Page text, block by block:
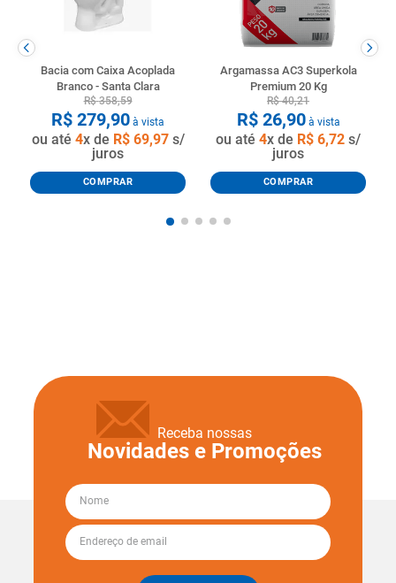
Bacia com Caixa Acoplada
Branco - Santa Clara
R$ 358,59
R$ 279,90 à vista
ou até 4x de R$ 69,97s/
juros
COMPRAR
Argamassa AC3 Superkola
Premium 20 Kg
R$ 40,21
R$ 26,90à vista
ou até 4x de R$ 6,72 s/
juros
COMPRAR
Receba nossas
Novidades e Promoções